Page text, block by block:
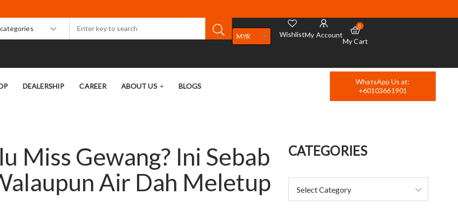
MYR WishlistMy Account
0
My Cart
DEALERSHIP CAREER ABOUT US BLOGS
WhatsApp Us at:
+60103661901
Miss Gewang? Ini Sebab
Air Dah Meletup
CATEGORIES